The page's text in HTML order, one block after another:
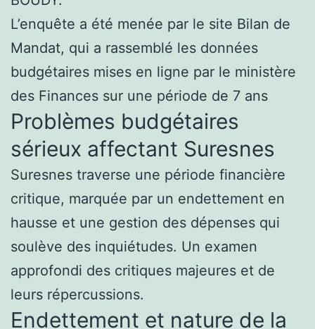
L’enquête a été menée par le site Bilan de
Mandat, qui a rassemblé les données
budgétaires mises en ligne par le ministère
des Finances sur une période de 7 ans
Problèmes budgétaires
sérieux affectant Suresnes
Suresnes traverse une période financière
critique, marquée par un endettement en
hausse et une gestion des dépenses qui
soulève des inquiétudes. Un examen
approfondi des critiques majeures et de
leurs répercussions.
Endettement et nature de la